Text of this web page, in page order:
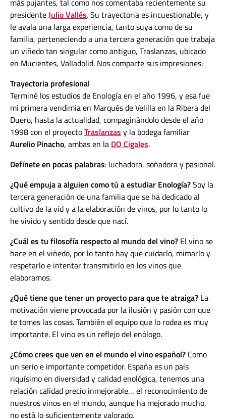
más pujantes, tal como nos comentaba recientemente su
presidenteJulio Vallés. Su trayectoria es incuestionable, y
le avala una larga experiencia, tanto suya como de su
familia, perteneciendo a una tercera generación que trabaja
un viñedo tan singular como antiguo, Traslanzas, ubicado
en Mucientes, Valladolid. Nos comparte sus impresiones:
Trayectoria profesional
Terminé los estudios de Enología en el año 1996, y esa fue
mi primera vendimia en Marqués de Velilla en la Ribera del
Duero, hasta la actualidad, compaginándolo desde el año
1998 con el proyectoTraslanzas y la bodega familiar
Aurelio Pinacho, ambas en la DO Cigales.
Defínete en pocas palabras: luchadora, soñadora y pasional.
¿Qué empuja a alguien como tú a estudiar Enología?Soy la
tercera generación de una familia que se ha dedicado al
cultivo de la vid y a la elaboración de vinos, por lo tanto lo
he vivido y sentido desde que nací.
¿Cuál es tu filosofía respecto al mundo del vino? El vino se
hace en el viñedo, por lo tanto hay que cuidarlo, mimarlo y
respetarlo e intentar transmitirlo en los vinos que
elaboramos.
¿Qué tiene que tener un proyecto para que te atraiga? La
motivación viene provocada por la ilusión y pasión con que
te tomes las cosas. También el equipo que lo rodea es muy
importante. El vino es un reflejo del enólogo.
¿Cómo crees que ven en el mundo el vino español? Como
un serio e importante competidor. España es un país
riquísimo en diversidad y calidad enológica, tenemos una
relación calidad precio inmejorable… el reconocimiento de
nuestros vinos en el mundo, aunque ha mejorado mucho,
no está lo suficientemente valorado.